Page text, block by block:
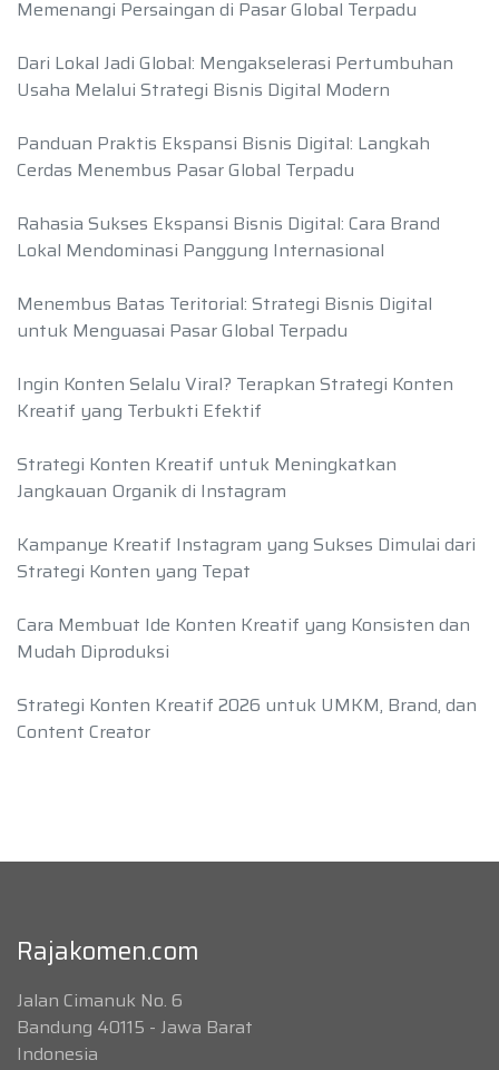
Memenangi Persaingan di Pasar Global Terpadu
Dari Lokal Jadi Global: Mengakselerasi Pertumbuhan
Usaha Melalui Strategi Bisnis Digital Modern
Panduan Praktis Ekspansi Bisnis Digital: Langkah
Cerdas Menembus Pasar Global Terpadu
Rahasia Sukses Ekspansi Bisnis Digital: Cara Brand
Lokal Mendominasi Panggung Internasional
Menembus Batas Teritorial: Strategi Bisnis Digital
untuk Menguasai Pasar Global Terpadu
Ingin Konten Selalu Viral? Terapkan Strategi Konten
Kreatif yang Terbukti Efektif
Strategi Konten Kreatif untuk Meningkatkan
Jangkauan Organik di Instagram
Kampanye Kreatif Instagram yang Sukses Dimulai dari
Strategi Konten yang Tepat
Cara Membuat Ide Konten Kreatif yang Konsisten dan
Mudah Diproduksi
Strategi Konten Kreatif 2026 untuk UMKM, Brand, dan
Content Creator
Rajakomen.com
Jalan Cimanuk No. 6
Bandung 40115 - Jawa Barat
Indonesia